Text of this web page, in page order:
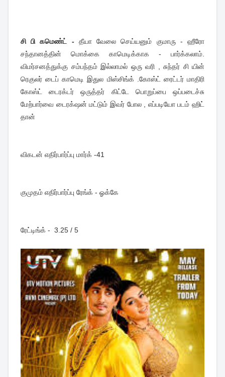
சி பி கமெண்ட் - தீயா வேலை செய்யனும் குமாரு - ஹீரோ
சந்தானத்தின் மொக்கை காமெடிக்காக - பார்க்கலாம்.
விமர்சனத்துக்கு சம்பந்தம் இல்லாமல் ஒரு வரி , சுந்தர் சி யின்
ரெகுலர் டைப் காமெடி இதுல மிஸ்சிங்க் .கோஸ்ட் ரைட்டர் மாதிரி
கோஸ்ட் டைரக்டர் ஒருத்தர் கிட்டே பொறுப்பை ஒப்படைச்சு
மேற்பார்வை டைரக்‌ஷன் மட்டும் இவர் போல , எப்படியோ படம் ஹிட்
தான்
விகடன் எதிர்பார்ப்பு மார்க் -41
குமுதம் எதிர்பார்ப்பு ரேங்க் - ஓக்கே
ரேட்டிங்க் -  3.25 / 5